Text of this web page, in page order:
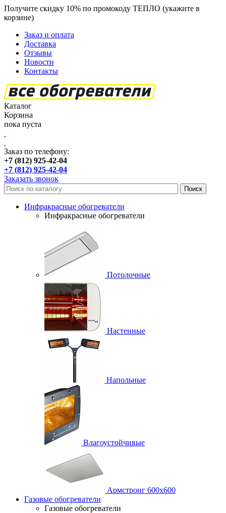
Получите скидку 10% по промокоду ТЕПЛО (укажите в
корзине)
Заказ и оплата
Доставка
Отзывы
Новости
Контакты
Каталог
Корзина
пока пуста
Заказ по телефону:
+7 (812) 925-42-04
+7 (812) 925-42-04
Заказать звонок
Инфракрасные обогреватели
Инфракрасные обогреватели
Потолочные
Настенные
Напольные
Влагоустойчивые
Армстронг 600х600
Газовые обогреватели
Газовые обогреватели